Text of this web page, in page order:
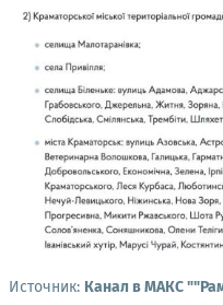
Источник: Канал в МАКС